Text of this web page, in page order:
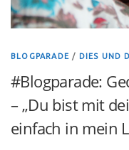
BLOGPARADE / DIES UND
#Blogparade:
– „Du bist mit
einfach in mein